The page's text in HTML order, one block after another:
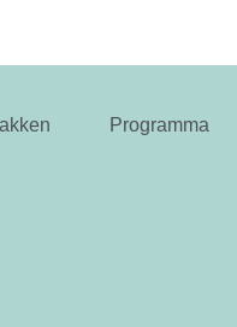
Programma